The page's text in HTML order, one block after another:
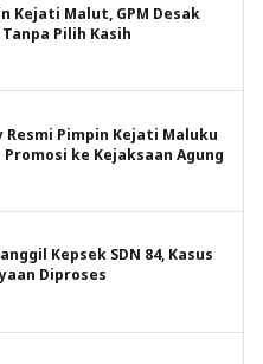
Kejati Malut, GPM Desak
Pilih Kasih
Pimpin Kejati Maluku
ke Kejaksaan Agung
Kepsek SDN 84, Kasus
Diproses